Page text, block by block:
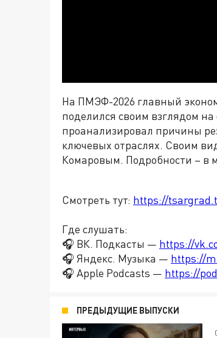
На ПМЭФ-2026 главный
поделился своим взглядом
проанализировал причины
ключевых отраслях. Своим
Комаровым. Подробности – в
Смотреть тут: https://
Где слушать:
🎧 ВК. Подкасты — https://
🎧 Яндекс. Музыка — https://
🎧 Apple Podcasts — https://
ПРЕДЫДУЩИЕ ВЫПУСКИ